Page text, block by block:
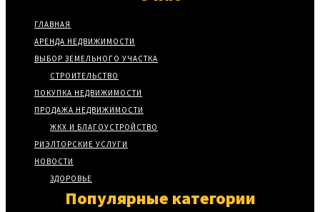
ГЛАВНАЯ
АРЕНДА НЕДВИЖИМОСТИ
ВЫБОР ЗЕМЕЛЬНОГО УЧАСТКА
СТРОИТЕЛЬСТВО
ПОКУПКА НЕДВИЖИМОСТИ
ПРОДАЖА НЕДВИЖИМОСТИ
ЖКХ И БЛАГОУСТРОЙСТВО
РИЭЛТОРСКИЕ УСЛУГИ
НОВОСТИ
ЗДОРОВЬЕ
Популярные категории